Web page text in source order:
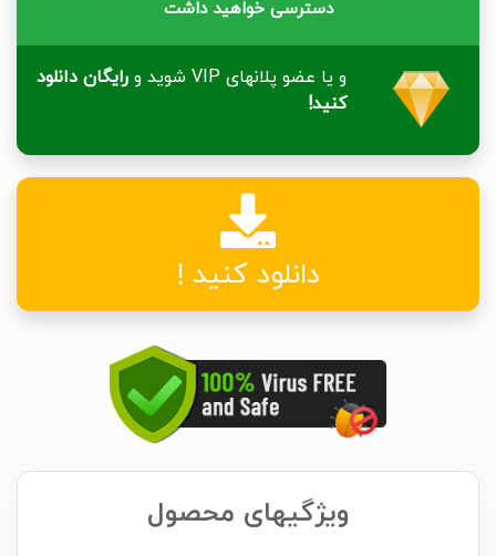
دسترسی خواهید داشت
و یا عضو پلانهای VIP شوید و
رایگان دانلود
کنید!
دانلود کنید !
ویژگیهای محصول